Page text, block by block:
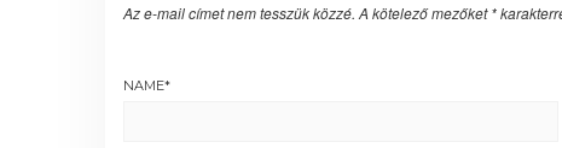
Az e-mail címet nem tesszük közzé. A kötelező mezőket*
NAME*